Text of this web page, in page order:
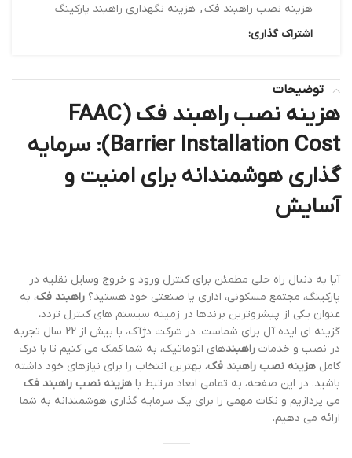
هزینه نصب راهبند فک, هزینه نگهداری راهبند پارکینگ
اشتراک گذاری:
توضیحات
هزینه نصب راهبند فک (FAAC
Barrier Installation Cost) : سرمایه
گذاری هوشمندانه برای امنیت و
آسایش
آیا به دنبال راه حلی مطمئن برای کنترل ورود و خروج وسایل نقلیه در
پارکینگ، مجتمع مسکونی، اداری یا صنعتی خود هستید؟ راهبند فک، به
عنوان یکی از پیشروترین برندها در زمینه سیستم های کنترل تردد،
گزینه ای ایده آل برای شماست. در شرکت دژآک، با بیش از 22 سال تجربه
در نصب و خدمات راهبندهای اتوماتیک، به شما کمک می کنیم تا با درک
کامل هزینه نصب راهبند فک، بهترین انتخاب را برای نیازهای خود داشته
باشید. در این صفحه، به تمامی ابعاد مرتبط با هزینه نصب راهبند فک
می پردازیم و نکات مهمی را برای یک سرمایه گذاری هوشمندانه به شما
ارائه می دهیم.